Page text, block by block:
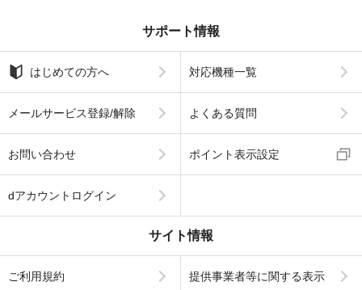
サポート情報
はじめての方へ 対応機種一覧
メールサービス登録/解除 よくある質問
お問い合わせ ポイント表示設定
dアカウントログイン
サイト情報
ご利用規約 提供事業者等に関する表示